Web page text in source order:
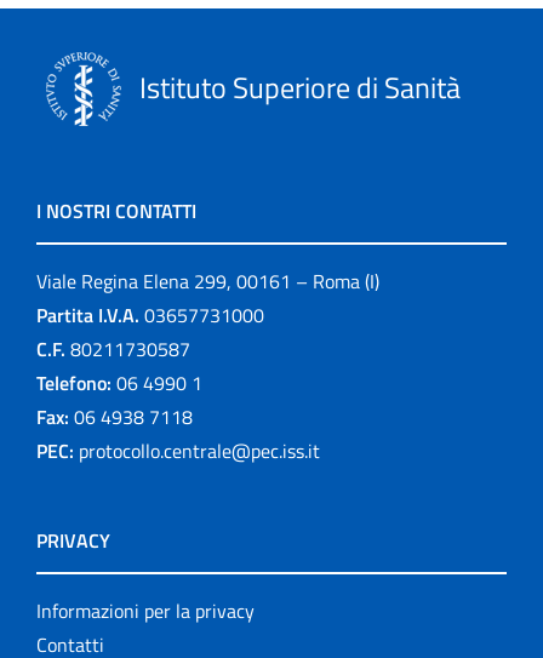
Istituto Superiore di Sanità
I NOSTRI CONTATTI
Viale Regina Elena 299, 00161 – Roma (I)
Partita I.V.A. 03657731000
C.F. 80211730587
Telefono: 06 4990 1
Fax: 06 4938 7118
PEC: protocollo.centrale@pec.iss.it
PRIVACY
Informazioni per la privacy
Contatti